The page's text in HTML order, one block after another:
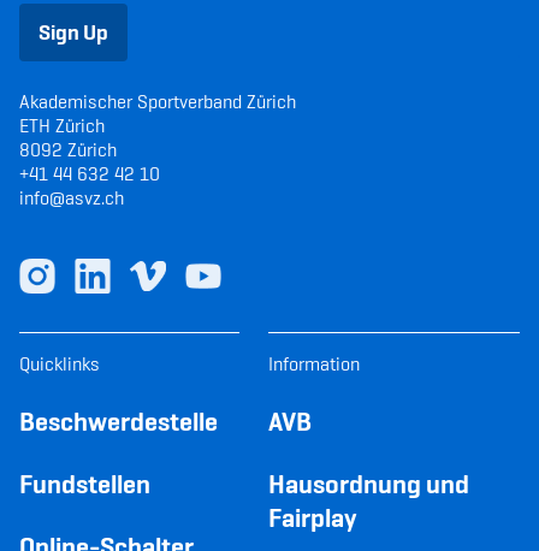
Sign Up
Akademischer Sportverband Zürich
ETH Zürich
8092 Zürich
+41 44 632 42 10
info@asvz.ch
Quicklinks
Beschwerdestelle
Fundstellen
Information
AVB
Hausordnung und
Fairplay